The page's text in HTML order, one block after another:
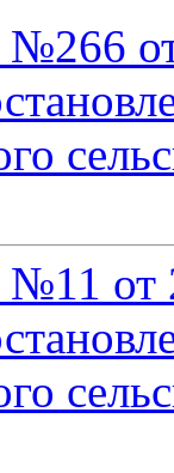
№266
№11